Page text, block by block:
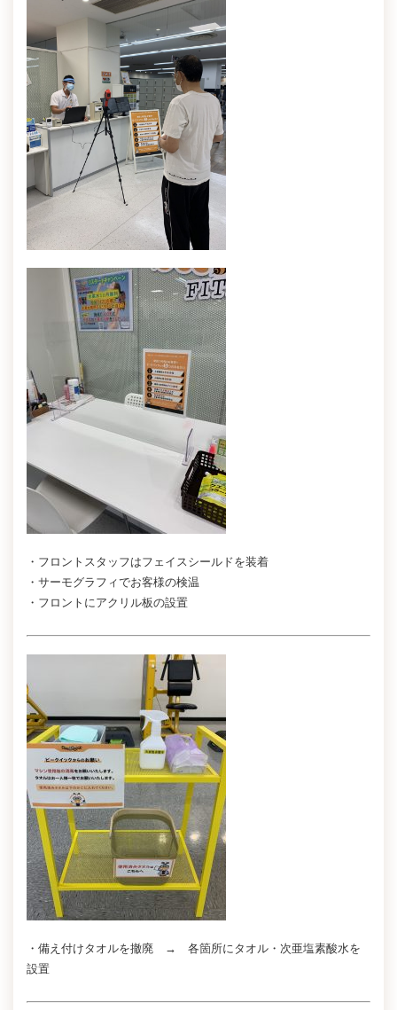
・フロントスタッフはフェイスシールドを装着
・サーモグラフィでお客様の検温
・フロントにアクリル板の設置
・備え付けタオルを撤廃 → 各箇所にタオル・次亜塩素酸水を
設置